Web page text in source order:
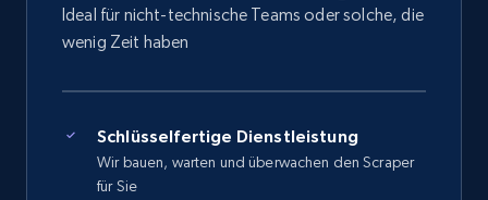
Ideal für nicht-technische Teams oder solche, die
wenig Zeit haben
Schlüsselfertige Dienstleistung
Wir bauen, warten und überwachen den Scraper
für Sie